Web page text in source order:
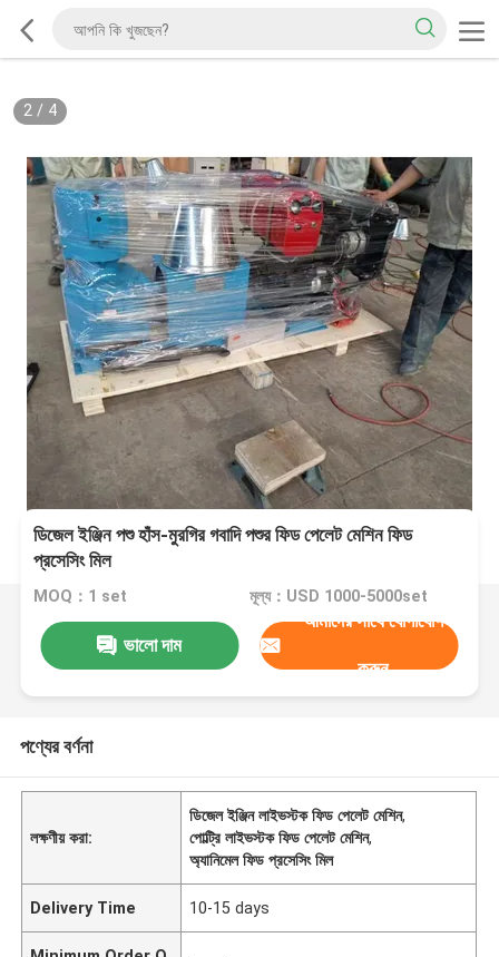
2/ 4
ডিজেল ইঞ্জিন পশু হাঁস-মুরগির গবাদি পশুর ফিড পেলেট মেশিন ফিড
প্রসেসিং মিল
MOQ：1 set মূল্য：USD 1000-5000set
ভালো দাম
আমাদের সাথে যোগাযোগ
করুন
পণ্যের বর্ণনা
লক্ষণীয় করা:
ডিজেল ইঞ্জিন লাইভস্টক ফিড পেলেট মেশিন,
পোল্ট্রি লাইভস্টক ফিড পেলেট মেশিন,
অ্যানিমেল ফিড প্রসেসিং মিল
Delivery Time 10-15 days